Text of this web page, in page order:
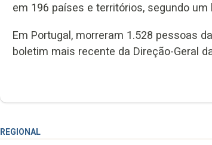
em 196 países e territórios, segundo
Em Portugal, morreram 1.528 pessoas
boletim mais recente da Direção-Geral
REGIONAL